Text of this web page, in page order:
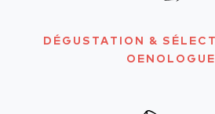
DÉGUSTATION &